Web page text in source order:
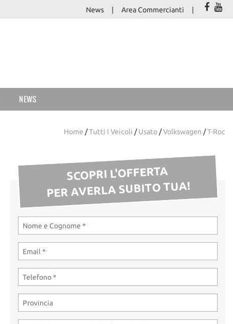
News Area Commercianti
NEWS
Home /Tutti I Veicoli /Usato /Volkswagen /T-Roc
SCOPRI L'OFFERTA
PER AVERLA SUBITO TUA!